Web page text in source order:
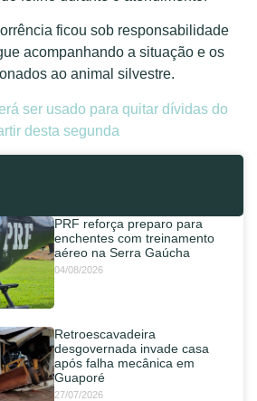
ficou sob responsabilidade
acompanhando a situação e os
ao animal silvestre.
ser usado para quitar dívidas do
desta segunda
PRF reforça preparo para
enchentes com treinamento
aéreo na Serra Gaúcha
04/08/2026
Retroescavadeira
desgovernada invade casa
após falha mecânica em
Guaporé
27/07/2026